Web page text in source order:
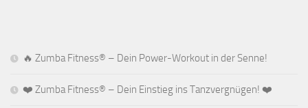
🔥 Zumba Fitness® – Dein Power-Workout in der Senne!
❤️ Zumba Fitness® – Dein Einstieg ins Tanzvergnügen! ❤️